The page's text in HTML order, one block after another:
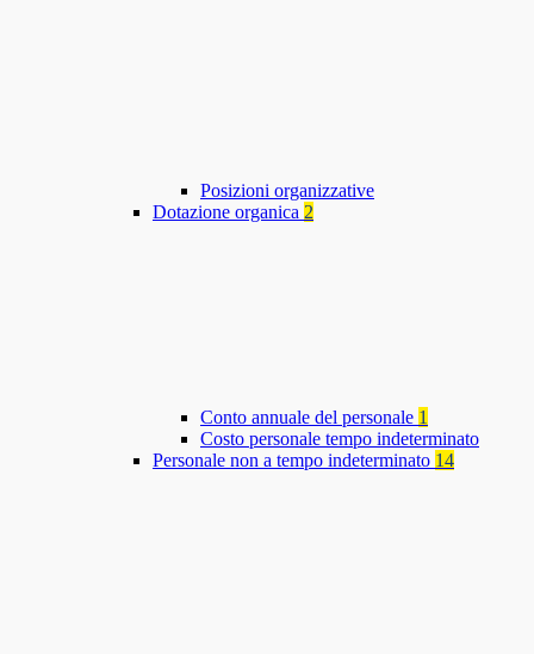
Posizioni organizzative
Dotazione organica 2
Conto annuale del personale 1
Costo personale tempo indeterminato
Personale non a tempo indeterminato 14